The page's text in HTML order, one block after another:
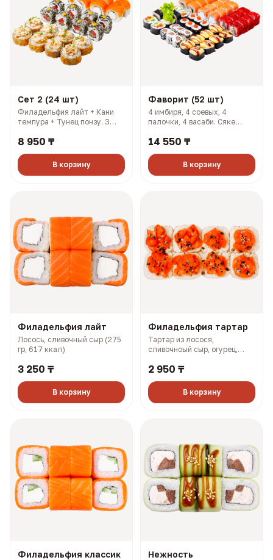
Сет 2 (24 шт)
Филадельфия лайт + Кани
темпура + Тунец понзу. 3
3 васаби (927 гр, 2108 ккал)
8 950 ₸
В корзину
Фаворит (52 шт)
4 имбиря, 4 соевых, 4
палочки, 4 васаби. Сяке
Самурай + Нори маки ясай +
+ Чикси хот (1606 гр, 2733
ккал)
14 550 ₸
В корзину
Филадельфия лайт
Лосось, сливочный сыр (275
гр, 617 ккал)
3 250 ₸
В корзину
Филадельфия тартар
Тартар из лосося,
сливочноый сыр, огурец,
ккал)
2 950 ₸
В корзину
Филадельфия классик Нежность